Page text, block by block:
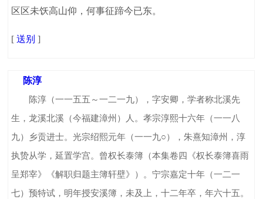
区区未饫高山仰，何事征蹄今已东。
[送别 ]
陈淳
陈淳（一一五五～一二一九），字安卿，学者称北溪先
生，龙溪北溪（今福建漳州）人。孝宗淳熙十六年（一一八
九）乡贡进士。光宗绍熙元年（一一九○），朱熹知漳州，淳
执贽从学，延置学宫。曾权长泰簿（本集卷四《权长泰簿喜雨
呈郑宰》《解职归题主簿轩壁》）。宁宗嘉定十年（一二一
七）预特试，明年授安溪簿，未及上，十二年卒，年六十五。